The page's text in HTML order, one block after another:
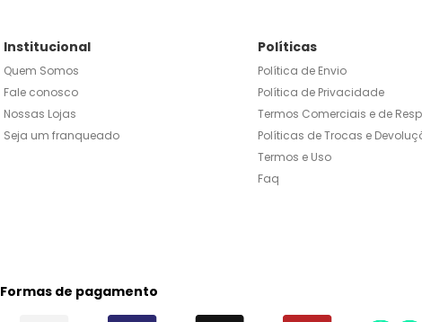
Institucional
Quem Somos
Fale conosco
Nossas Lojas
Seja um franqueado
Políticas
Política de Envio
Política de Privacidade
Termos Comerciais e de
Políticas de Trocas e
Termos e Uso
Faq
Formas de pagamento